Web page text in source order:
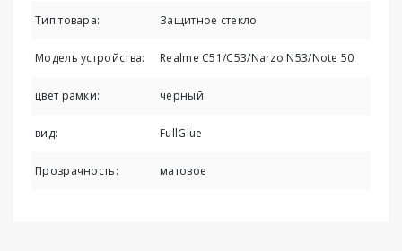
Тип товара: Защитное стекло
Модель устройства: Realme C51/C53/Narzo N53/Note 50
цвет рамки: черный
вид: FullGlue
Прозрачность: матовое